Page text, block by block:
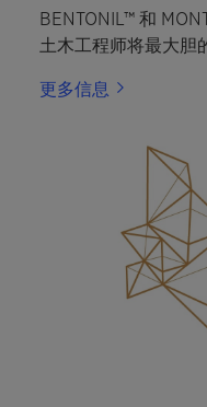
BENTONIL™ 和
土木工程师将最大胆
更多信息